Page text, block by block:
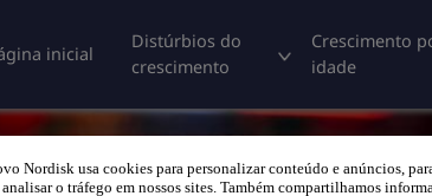
inicial
Distúrbios do
crescimento
Crescimento
idade
Nordisk usa cookies para personalizar conteúdo e anúncios,
analisar o tráfego em nossos sites. Também compartilhamos